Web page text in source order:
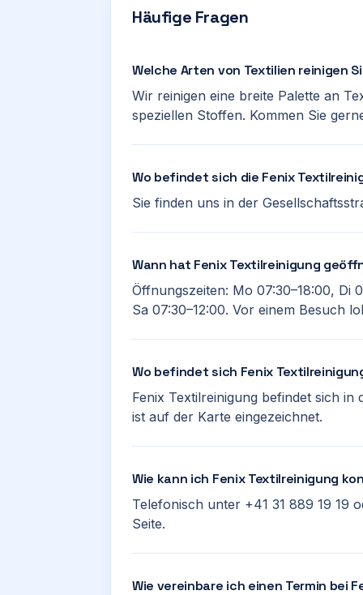
Häufige Fragen
Welche Arten von Textilien reinigen
Wir reinigen eine breite Palette an
speziellen Stoffen. Kommen Sie
Wo befindet sich die Fenix
Sie finden uns in der
Wann hat Fenix Textilreinigung
Öffnungszeiten: Mo 07:30–18:00, Di
Sa 07:30–12:00. Vor einem Besuch
Wo befindet sich Fenix
Fenix Textilreinigung befindet sich in
ist auf der Karte eingezeichnet.
Wie kann ich Fenix Textilreinigung
Telefonisch unter +41 31 889 19 19
Seite.
Wie vereinbare ich einen Termin bei